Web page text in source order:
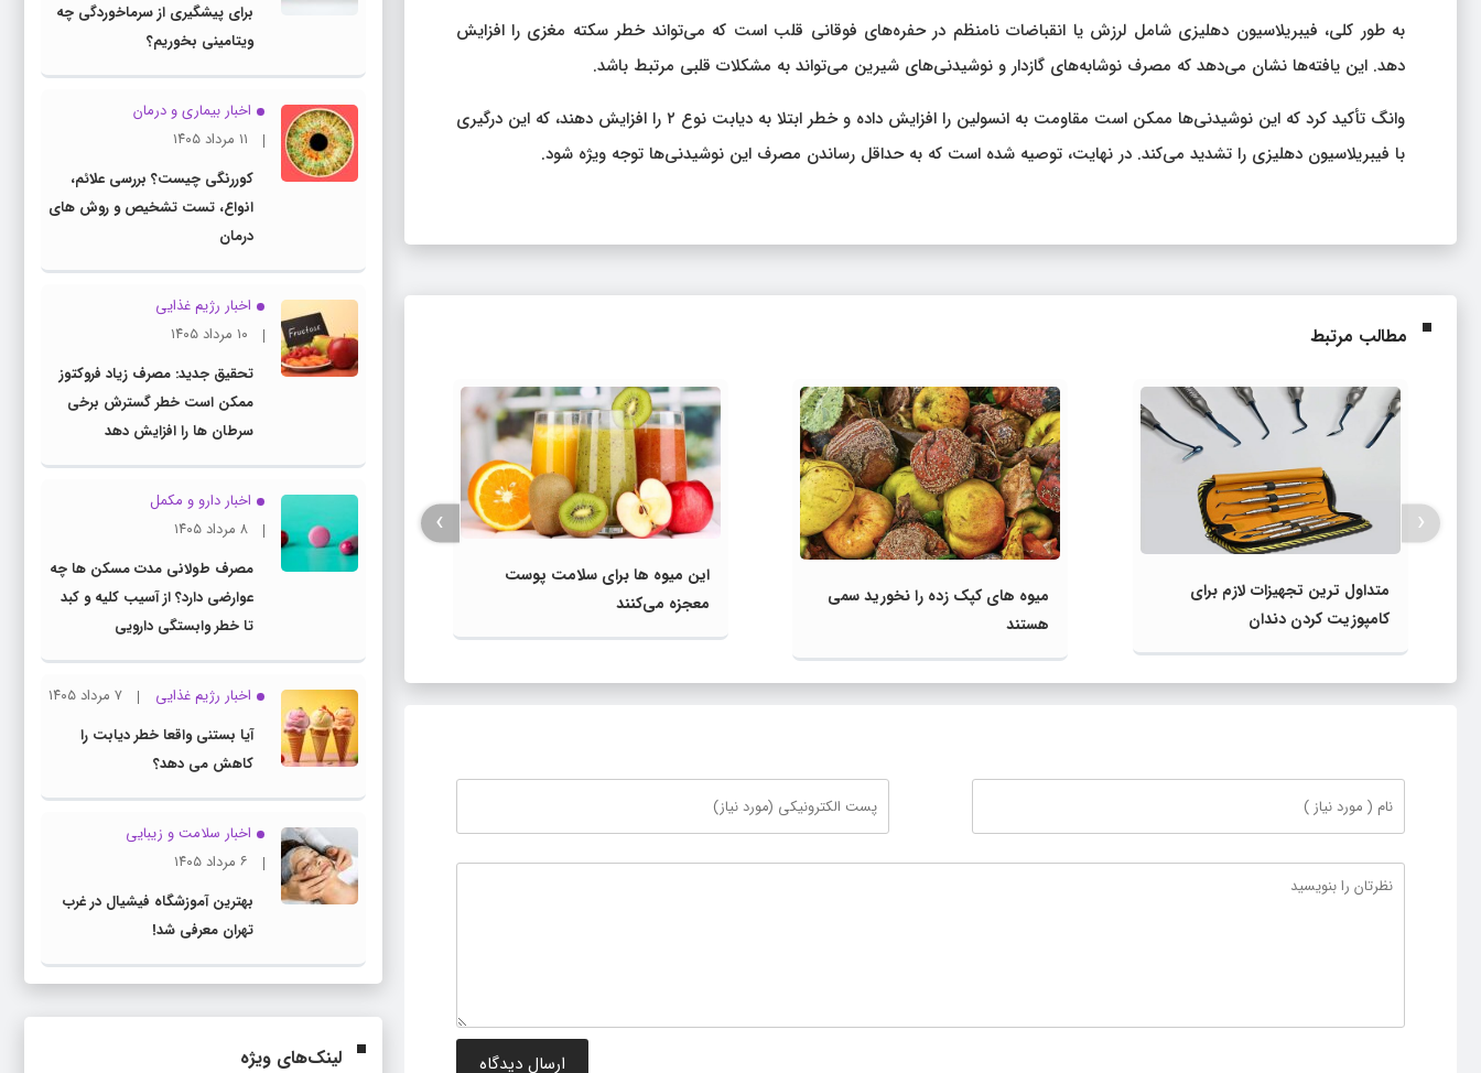
به طور کلی، فیبریلاسیون دهلیزی شامل لرزش یا انقباضات نامنظم در حفره‌های فوقانی قلب است که می‌تواند خطر سکته مغزی را افزایش
دهد. این یافته‌ها نشان می‌دهد که مصرف نوشابه‌های گازدار و نوشیدنی‌های شیرین می‌تواند به مشکلات قلبی مرتبط باشد.
وانگ تأکید کرد که این نوشیدنی‌ها ممکن است مقاومت به انسولین را افزایش داده و خطر ابتلا به دیابت نوع ۲ را افزایش دهند، که این درگیری
با فیبریلاسیون دهلیزی را تشدید می‌کند. در نهایت، توصیه شده است که به حداقل رساندن مصرف این نوشیدنی‌ها توجه ویژه شود.
مطالب مرتبط
متداول ترین تجهیزات لازم برای
کامپوزیت کردن دندان
میوه‌ های کپک‌ زده را نخورید سمی
هستند
این میوه‌ ها برای سلامت پوست
معجزه می‌کنند
بیمارستان شهدای رستم در استان فارس
به بهره برداری رسید
‹
›
برای پیشگیری از سرماخوردگی چه
ویتامینی بخوریم؟
اخبار بیماری و درمان
۱۱ مرداد ۱۴۰۵
کوررنگی چیست؟ بررسی علائم،
انواع، تست تشخیص و روش های
درمان
اخبار رژیم غذایی
۱۰ مرداد ۱۴۰۵
تحقیق جدید: مصرف زیاد فروکتوز
ممکن است خطر گسترش برخی
سرطان ها را افزایش دهد
اخبار دارو و مکمل
۸ مرداد ۱۴۰۵
مصرف طولانی مدت مسکن ها چه
عوارضی دارد؟ از آسیب کلیه و کبد
تا خطر وابستگی دارویی
اخبار رژیم غذایی
۷ مرداد ۱۴۰۵
آیا بستنی واقعا خطر دیابت را
کاهش می دهد؟
اخبار سلامت و زیبایی
۶ مرداد ۱۴۰۵
بهترین آموزشگاه فیشیال در غرب
تهران معرفی شد!
لینک‌های ویژه